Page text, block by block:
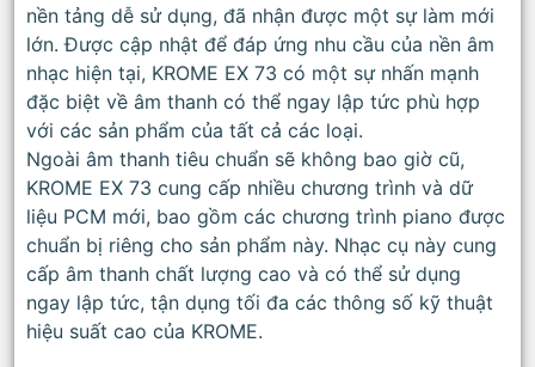
nền tảng dễ sử dụng, đã nhận được một sự làm mới
lớn. Được cập nhật để đáp ứng nhu cầu của nền âm
nhạc hiện tại, KROME EX 73 có một sự nhấn mạnh
đặc biệt về âm thanh có thể ngay lập tức phù hợp
với các sản phẩm của tất cả các loại.
Ngoài âm thanh tiêu chuẩn sẽ không bao giờ cũ,
KROME EX 73 cung cấp nhiều chương trình và dữ
liệu PCM mới, bao gồm các chương trình piano được
chuẩn bị riêng cho sản phẩm này. Nhạc cụ này cung
cấp âm thanh chất lượng cao và có thể sử dụng
ngay lập tức, tận dụng tối đa các thông số kỹ thuật
hiệu suất cao của KROME.